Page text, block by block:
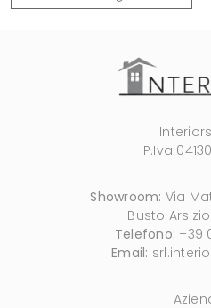
P.Iva
Showroom: Via
Busto
Telefono: +39
Email: